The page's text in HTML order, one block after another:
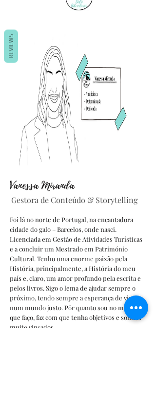
Vanessa Miranda
Gestora de Conteúdo & Storytelling
Foi lá no norte de Portugal, na encantadora
cidade do galo – Barcelos, onde nasci.
Licenciada em Gestão de Atividades Turísticas
e a concluir um Mestrado em Património
Cultural. Tenho uma enorme paixão pela
História, principalmente, a História do meu
país e, claro, um amor profundo pela escrita e
pelos livros. Sigo o lema de ajudar sempre o
próximo, tendo sempre a esperança de viver
num mundo justo. Pôr quanto sou no mínimo
que faço, faz com que tenha objetivos e sonhos
muito vincados.
REVIEWS